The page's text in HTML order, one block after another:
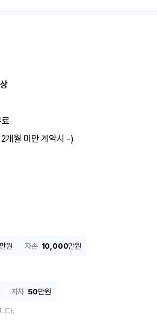
개월 미만 계약시 -)
만원 자손 10,000만원
자차 50만원
다.